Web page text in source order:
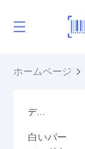
ホームページ
ディレクトリ
白いバー